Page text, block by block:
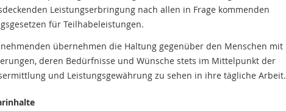
Leistungserbringung nach allen in Frage kommenden
für Teilhabeleistungen.
übernehmen die Haltung gegenüber den Menschen mit
deren Bedürfnisse und Wünsche stets im Mittelpunkt der
und Leistungsgewährung zu sehen in ihre tägliche Arbeit.